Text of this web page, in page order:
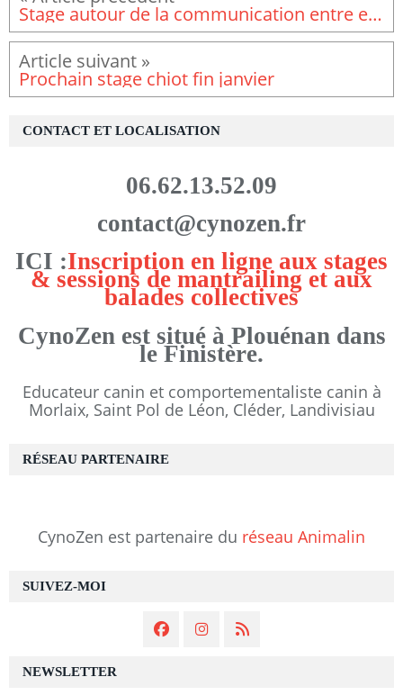
Stage autour de la communication entre et avec les chiens
Prochain stage chiot fin janvier
NEWSLETTER
SUIVEZ-MOI
CONTACT ET LOCALISATION
06.62.13.52.09
contact@cynozen.fr
ICI :Inscription en ligne aux stages
& sessions de mantrailing et aux
balades collectives
CynoZen est situé à Plouénan dans
le Finistère.
Educateur canin et comportementaliste canin à
Morlaix, Saint Pol de Léon, Cléder, Landivisiau
RÉSEAU PARTENAIRE
CynoZen est partenaire du réseau Animalin